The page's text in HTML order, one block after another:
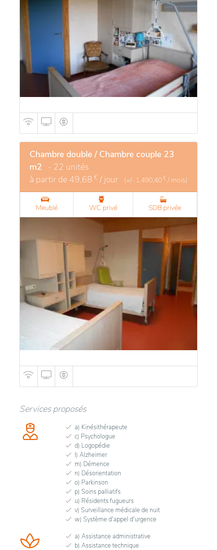
un cadre de vie agréable et rassurant pour les
résidents.
Chambre double / Chambre couple 23
m2 - 22 unités
à partir de 49,68 € / jour (+/- 1.490,40 € / mois)
Meublé WC privé SDB privée
Services proposés
a) Kinésithérapeute
c) Psychologue
d) Logopédie
l) Alzheimer
m) Démence
n) Désorientation
o) Parkinson
p) Soins palliatifs
u) Résidents fugueurs
v) Surveillance médicale de nuit
w) Système d'appel d'urgence
a) Assistance administrative
b) Assistance technique